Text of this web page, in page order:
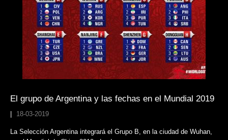
El grupo de Argentina y las fechas en el Mundial 2019
18-03-2019
La Selección Argentina integrará el Grupo B, en la ciudad de Wuhan,